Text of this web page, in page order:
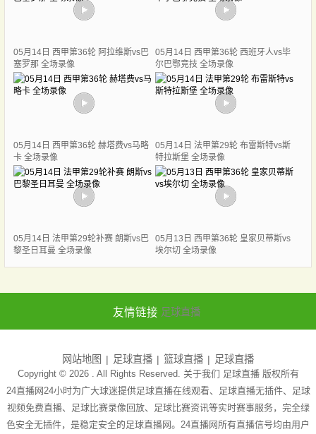
05月14日 西甲第36轮 阿拉维斯vs巴
塞罗那 全场录像
05月14日 西甲第36轮 西班牙人vs毕
尔巴鄂竞技 全场录像
05月14日 西甲第36轮 赫塔费vs马略
卡 全场录像
05月14日 法甲第29轮 布雷斯特vs斯
特拉斯堡 全场录像
05月14日 法甲第29轮补赛 朗斯vs巴
黎圣日耳曼 全场录像
05月13日 西甲第36轮 皇家贝蒂斯vs
埃尔切 全场录像
友情链接 足球直播
网站地图 足球直播 篮球直播 足球直播
Copyright © 2026 . All Rights Reserved. 关于我们 足球直播版权所有
24直播网24小时为广大球迷提供足球直播在线观看、足球直播无插件、足球
视频免费直播、足球比赛录像回放、足球比赛资讯等实时赛事服务，完全绿
色安全无插件，是稳定安全的足球直播网。24直播网所有直播信号均由用户